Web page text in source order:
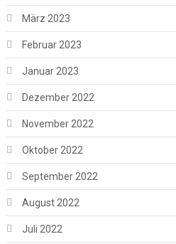
März 2023
Februar 2023
Januar 2023
Dezember 2022
November 2022
Oktober 2022
September 2022
August 2022
Juli 2022